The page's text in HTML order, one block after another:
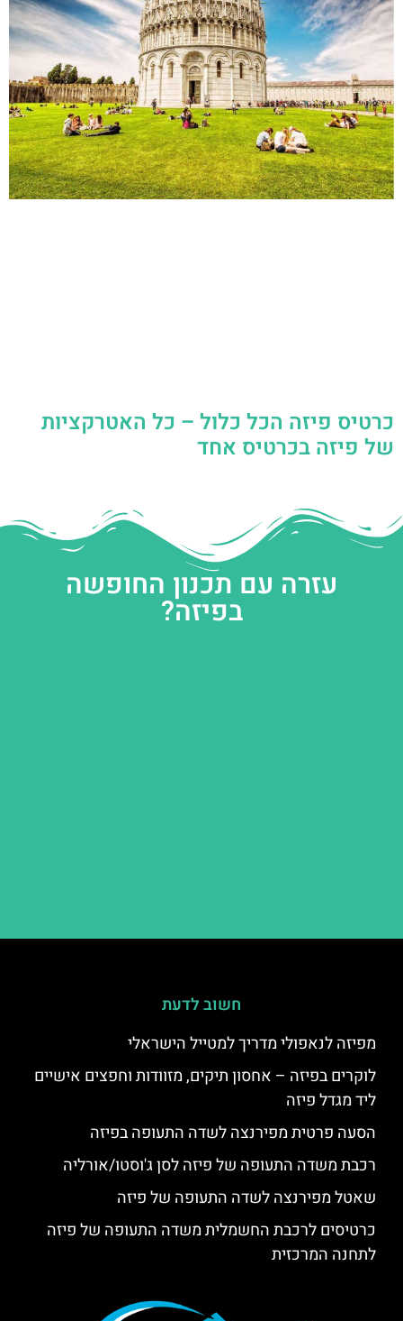
כרטיס פיזה הכל כלול – כל האטרקציות
של פיזה בכרטיס אחד
עזרה עם תכנון החופשה
בפיזה?
חשוב לדעת
מפיזה לנאפולי מדריך למטייל הישראלי
לוקרים בפיזה – אחסון תיקים, מזוודות וחפצים אישיים
ליד מגדל פיזה
הסעה פרטית מפירנצה לשדה התעופה בפיזה
רכבת משדה התעופה של פיזה לסן ג'וסטו/אורליה
שאטל מפירנצה לשדה התעופה של פיזה
כרטיסים לרכבת החשמלית משדה התעופה של פיזה
לתחנה המרכזית